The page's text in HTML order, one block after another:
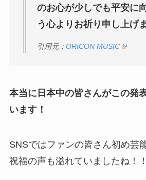
のお心が少しでも平安に
う心よりお祈り申し上げま
引用元： ORICON MUSIC
本当に日本中の皆さんがこの発
います！
SNSではファンの皆さん初め芸
祝福の声も溢れていましたね！！